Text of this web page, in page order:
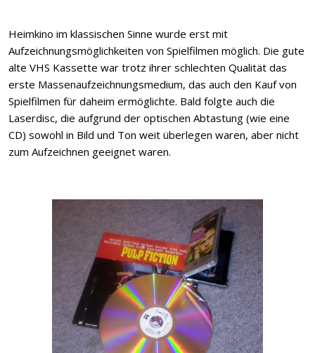
Heimkino im klassischen Sinne wurde erst mit
Aufzeichnungsmöglichkeiten von Spielfilmen möglich. Die gute
alte VHS Kassette war trotz ihrer schlechten Qualität das
erste Massenaufzeichnungsmedium, das auch den Kauf von
Spielfilmen für daheim ermöglichte. Bald folgte auch die
Laserdisc, die aufgrund der optischen Abtastung (wie eine
CD) sowohl in Bild und Ton weit überlegen waren, aber nicht
zum Aufzeichnen geeignet waren.